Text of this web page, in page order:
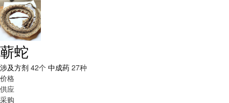
蕲蛇
涉及方剂 42个 中成药 27种
价格
供应
采购